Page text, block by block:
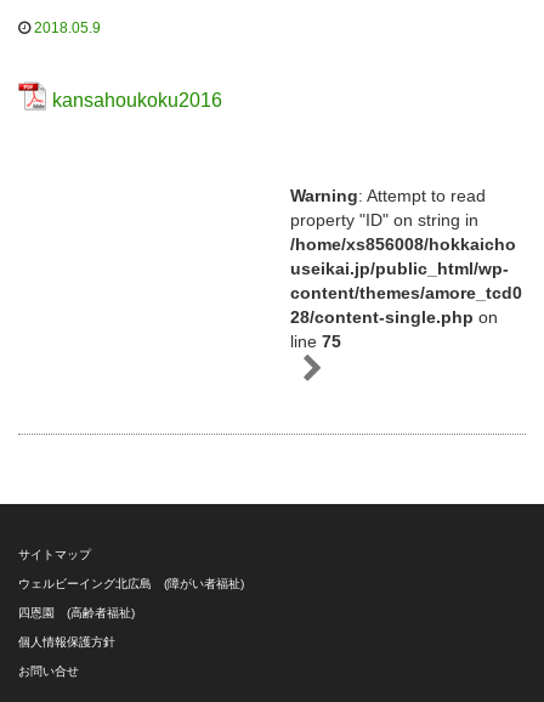
2018.05.9
kansahoukoku2016
Warning: Attempt to read
property "ID" on string in
/home/xs856008/hokkaicho
useikai.jp/public_html/wp-
content/themes/amore_tcd0
28/content-single.php on
line 75
サイトマップ
ウェルビーイング北広島 (障がい者福祉)
四恩園 (高齢者福祉)
個人情報保護方針
お問い合せ